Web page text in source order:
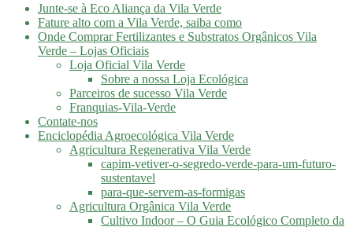
Junte-se à Eco Aliança da Vila Verde
Fature alto com a Vila Verde, saiba como
Onde Comprar Fertilizantes e Substratos Orgânicos Vila
Verde – Lojas Oficiais
Loja Oficial Vila Verde
Sobre a nossa Loja Ecológica
Parceiros de sucesso Vila Verde
Franquias-Vila-Verde
Contate-nos
Enciclopédia Agroecológica Vila Verde
Agricultura Regenerativa Vila Verde
capim-vetiver-o-segredo-verde-para-um-futuro-
sustentavel
para-que-servem-as-formigas
Agricultura Orgânica Vila Verde
Cultivo Indoor – O Guia Ecológico Completo da